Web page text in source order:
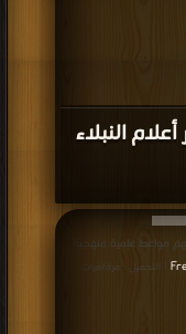
النبلاء
مواعظ علمية منهجية
| التحميل : مرة/مرات